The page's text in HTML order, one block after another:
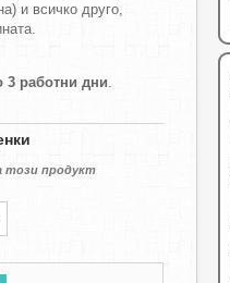
и всичко друго,
3 работни дни.
този продукт